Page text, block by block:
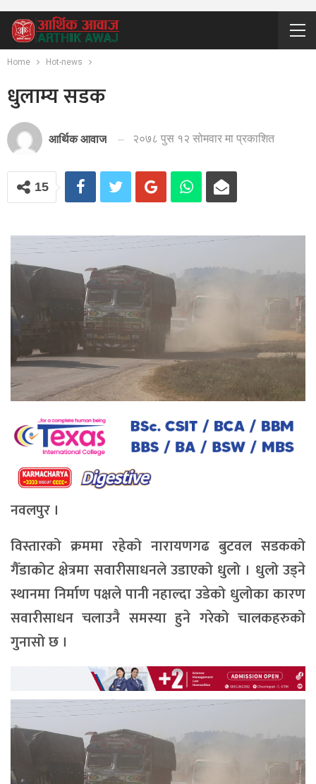
Home Hot-news
धुलाम्य सडक
आर्थिक आवाज २०७८ पुस १२ सोमवार मा प्रकाशित
15
नवलपुर ।
विस्तारको क्रममा रहेको नारायणगढ बुटवल सडकको
गैँडाकोट क्षेत्रमा सवारीसाधनले उडाएको धुलो । धुलो उड्ने
स्थानमा निर्माण पक्षले पानी नहाल्दा उडेको धुलोका कारण
सवारीसाधन चलाउनै समस्या हुने गरेको चालकहरुको
गुनासो छ ।